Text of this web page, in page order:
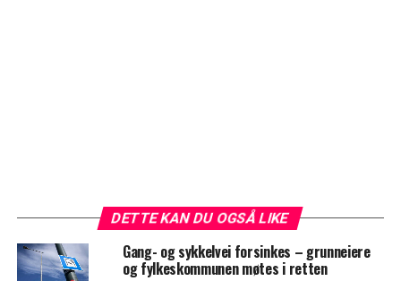
DETTE KAN DU OGSÅ LIKE
Gang- og sykkelvei forsinkes – grunneiere
og fylkeskommunen møtes i retten